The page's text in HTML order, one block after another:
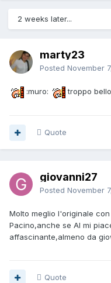
2 weeks later...
marty23
Posted November
:muro: troppo
Quote
giovanni27
Posted November
Molto meglio l'originale
Pacino,anche se Al mi
affascinante,almeno da
Quote